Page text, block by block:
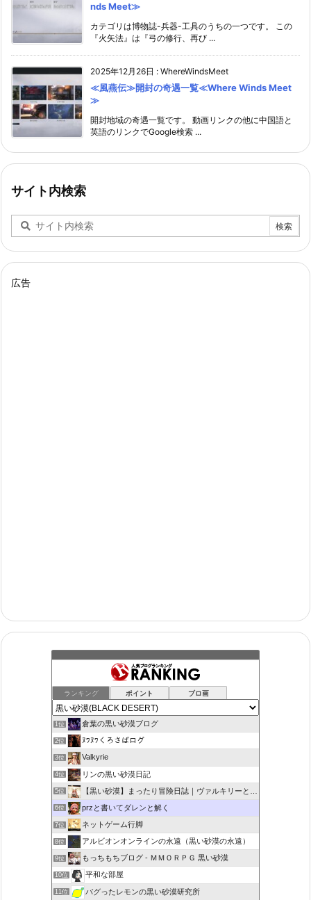
nds Meet≫
カテゴリは博物誌-兵器-工具のうちの一つです。 この
『火矢法』は『弓の修行、再び ...
2025年12月26日 : WhereWindsMeet
≪風燕伝≫開封の奇遇一覧≪Where Winds Meet
≫
開封地域の奇遇一覧です。 動画リンクの他に中国語と
英語のリンクでGoogle検索 ...
サイト内検索
広告
ランキング ポイント ブロ画
1位 倉葉の黒い砂漠ブログ
2位 ﾇﾜﾇﾜくろさばログ
3位 Valkyrie
4位 リンの黒い砂漠日記
5位 【黒い砂漠】まったり冒険日誌｜ヴァルキリーと闇の精霊の旅
6位 przと書いてダレンと解く
7位 ネットゲーム行脚
8位 アルビオンオンラインの永遠（黒い砂漠の永遠）
9位 もっちもちブログ - ＭＭＯＲＰＧ 黒い砂漠
10位 平和な部屋
11位 バグったレモンの黒い砂漠研究所